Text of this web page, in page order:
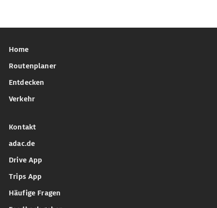
Home
Routenplaner
Entdecken
Verkehr
Kontakt
adac.de
Drive App
Trips App
Häufige Fragen